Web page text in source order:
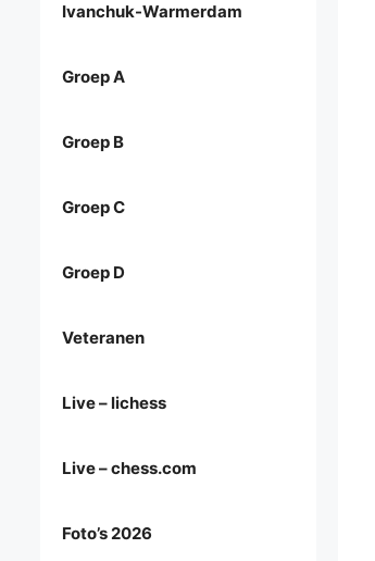
Ivanchuk-Warmerdam
Groep A
Groep B
Groep C
Groep D
Veteranen
Live – lichess
Live – chess.com
Foto’s 2026